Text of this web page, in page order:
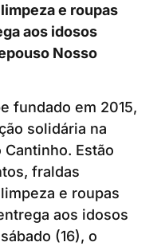
e roupas
aos idosos
Nosso
fundado em 2015,
solidária na
Cantinho. Estão
fraldas
e roupas
aos idosos
(16), o